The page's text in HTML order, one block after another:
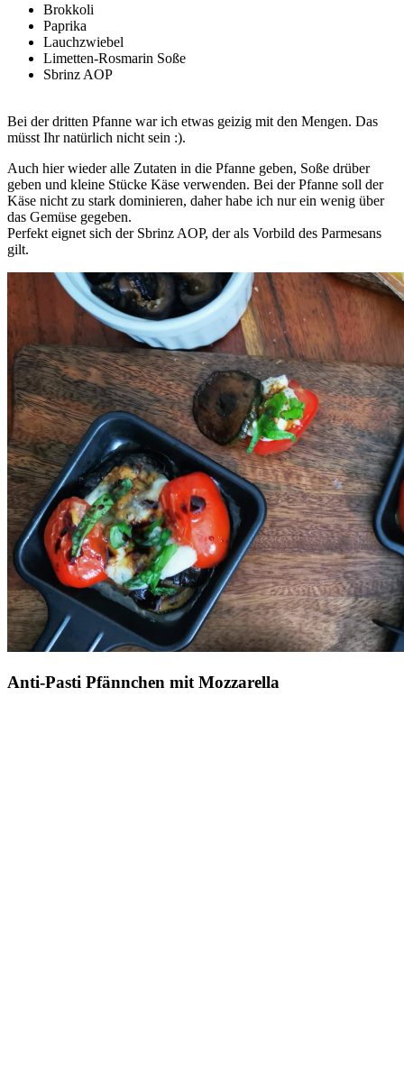
Brokkoli
Paprika
Lauchzwiebel
Limetten-Rosmarin Soße
Sbrinz AOP
Bei der dritten Pfanne war ich etwas geizig mit den Mengen. Das
müsst Ihr natürlich nicht sein :).
Auch hier wieder alle Zutaten in die Pfanne geben, Soße drüber
geben und kleine Stücke Käse verwenden. Bei der Pfanne soll der
Käse nicht zu stark dominieren, daher habe ich nur ein wenig über
das Gemüse gegeben.
Perfekt eignet sich der Sbrinz AOP, der als Vorbild des Parmesans
gilt.
Anti-Pasti Pfännchen mit Mozzarella